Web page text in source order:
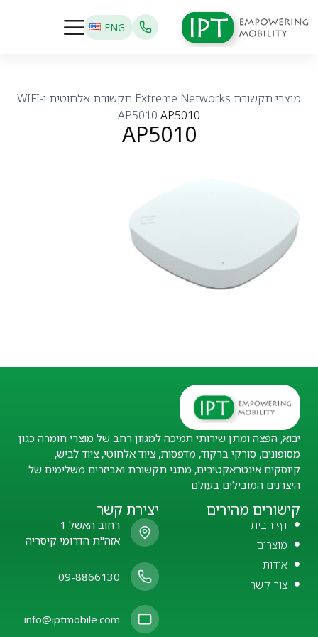
ENG
מוצרי תקשורת Extreme Networks תקשורת אלחוטית ו-WIFI
AP5010 AP5010
AP5010
יבוא, הפצה ומתן שירותי תמיכה למגוון רחב של מוצרי חומרה כגון
מסופונים, סורקי ברקוד, מדפסות, ציוד אלחוטי, ציוד לביש,
קיוסקים אינטראקטיבים, מתגי תקשורת ואביזרים משלימים של
היצרנים המובילים בעולם
קישורים מהירים
דף הבית
מוצרים
אודות
צור קשר
יצירת קשר
רחוב האשל 1
אזה"ת הדרומי קיסריה
09-8866130
info@iptmobile.com